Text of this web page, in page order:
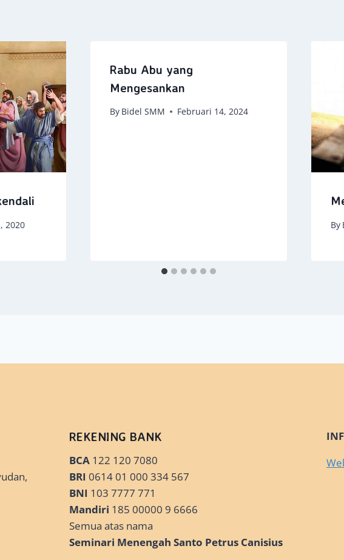
2020
Rabu Abu yang
Mengesankan
By Bidel SMM Februari 14, 2024
By
REKENING BANK
BCA 122 120 7080
BRI 0614 01 000 334 567
BNI 103 7777 771
Mandiri 185 00000 9 6666
Semua atas nama
Seminari Menengah Santo Petrus Canisius